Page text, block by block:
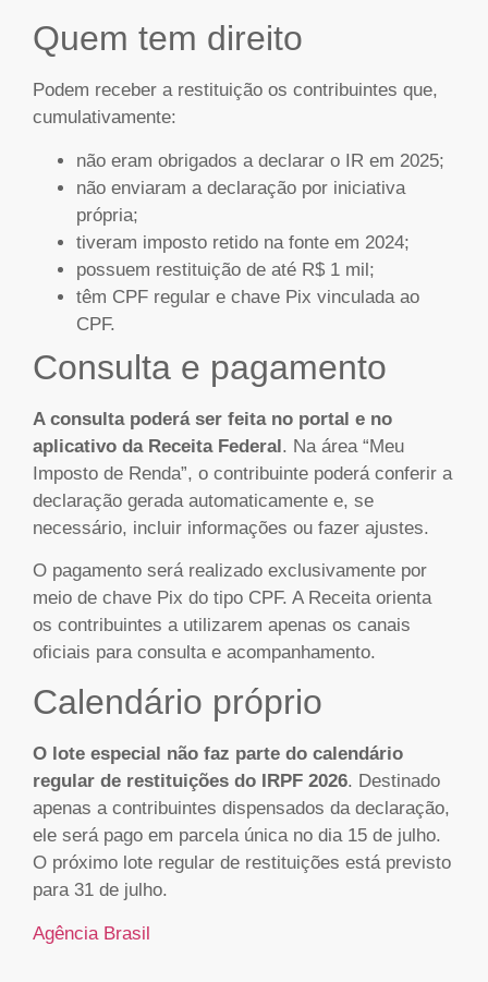
Quem tem direito
Podem receber a restituição os contribuintes que,
cumulativamente:
não eram obrigados a declarar o IR em 2025;
não enviaram a declaração por iniciativa
própria;
tiveram imposto retido na fonte em 2024;
possuem restituição de até R$ 1 mil;
têm CPF regular e chave Pix vinculada ao
CPF.
Consulta e pagamento
A consulta poderá ser feita no portal e no
aplicativo da Receita Federal. Na área “Meu
Imposto de Renda”, o contribuinte poderá conferir a
declaração gerada automaticamente e, se
necessário, incluir informações ou fazer ajustes.
O pagamento será realizado exclusivamente por
meio de chave Pix do tipo CPF. A Receita orienta
os contribuintes a utilizarem apenas os canais
oficiais para consulta e acompanhamento.
Calendário próprio
O lote especial não faz parte do calendário
regular de restituições do IRPF 2026. Destinado
apenas a contribuintes dispensados da declaração,
ele será pago em parcela única no dia 15 de julho.
O próximo lote regular de restituições está previsto
para 31 de julho.
Agência Brasil